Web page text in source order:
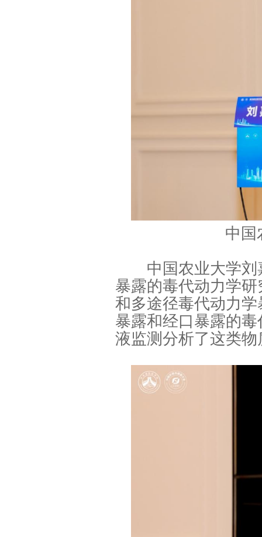
中国
中国农业大学刘
暴露的毒代动力学
和多途径毒代动力
暴露和经口暴露的
液监测分析了这类